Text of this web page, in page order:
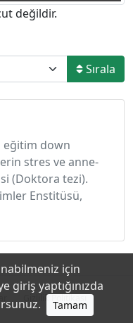
değildir.
Sırala
eğitim down
stres ve anne-
(Doktora tezi).
Enstitüsü,
Gizlilik Politikası
için
giriş yaptığınızda
Tamam